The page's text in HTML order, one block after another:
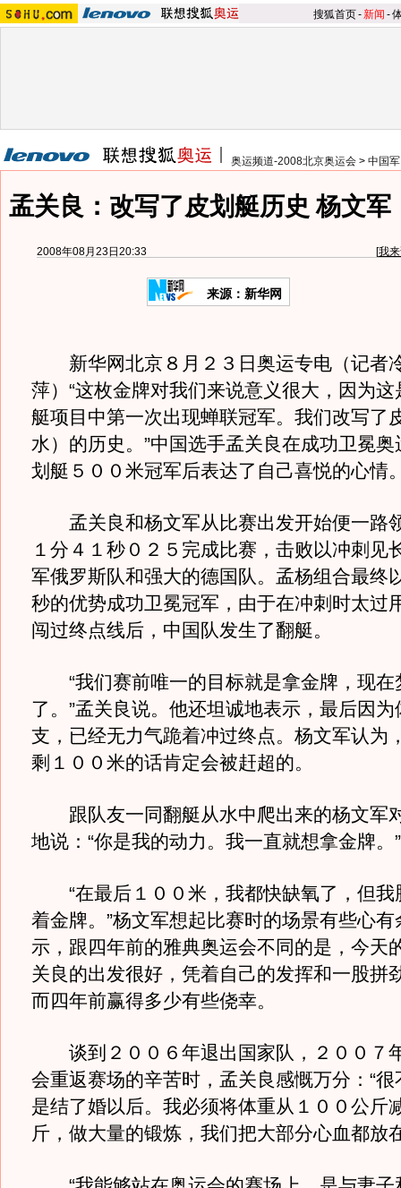
搜狐首页-新闻 -
奥运频道-2008北京奥运会 > 中国
孟关良：改写了皮划艇历史 杨文军
2008年08月23日20:33 [我
来源：新华网
新华网北京８月２３日奥运专电（记者
萍）“这枚金牌对我们来说意义很大，因为
艇项目中第一次出现蝉联冠军。我们改写了
水）的历史。”中国选手孟关良在成功卫冕
划艇５００米冠军后表达了自己喜悦的心情
孟关良和杨文军从比赛出发开始便一路
１分４１秒０２５完成比赛，击败以冲刺见
军俄罗斯队和强大的德国队。孟杨组合最终
秒的优势成功卫冕冠军，由于在冲刺时太过
闯过终点线后，中国队发生了翻艇。
“我们赛前唯一的目标就是拿金牌，现在
了。”孟关良说。他还坦诚地表示，最后因
支，已经无力气跪着冲过终点。杨文军认为
剩１００米的话肯定会被赶超的。
跟队友一同翻艇从水中爬出来的杨文军
地说：“你是我的动力。我一直就想拿金牌。”
“在最后１００米，我都快缺氧了，但我
着金牌。”杨文军想起比赛时的场景有些心
示，跟四年前的雅典奥运会不同的是，今天
关良的出发很好，凭着自己的发挥和一股拼
而四年前赢得多少有些侥幸。
谈到２００６年退出国家队，２００７
会重返赛场的辛苦时，孟关良感慨万分：“
是结了婚以后。我必须将体重从１００公斤
斤，做大量的锻炼，我们把大部分心血都放